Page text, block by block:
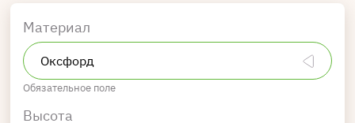
Материал
Обязательное поле
Высота